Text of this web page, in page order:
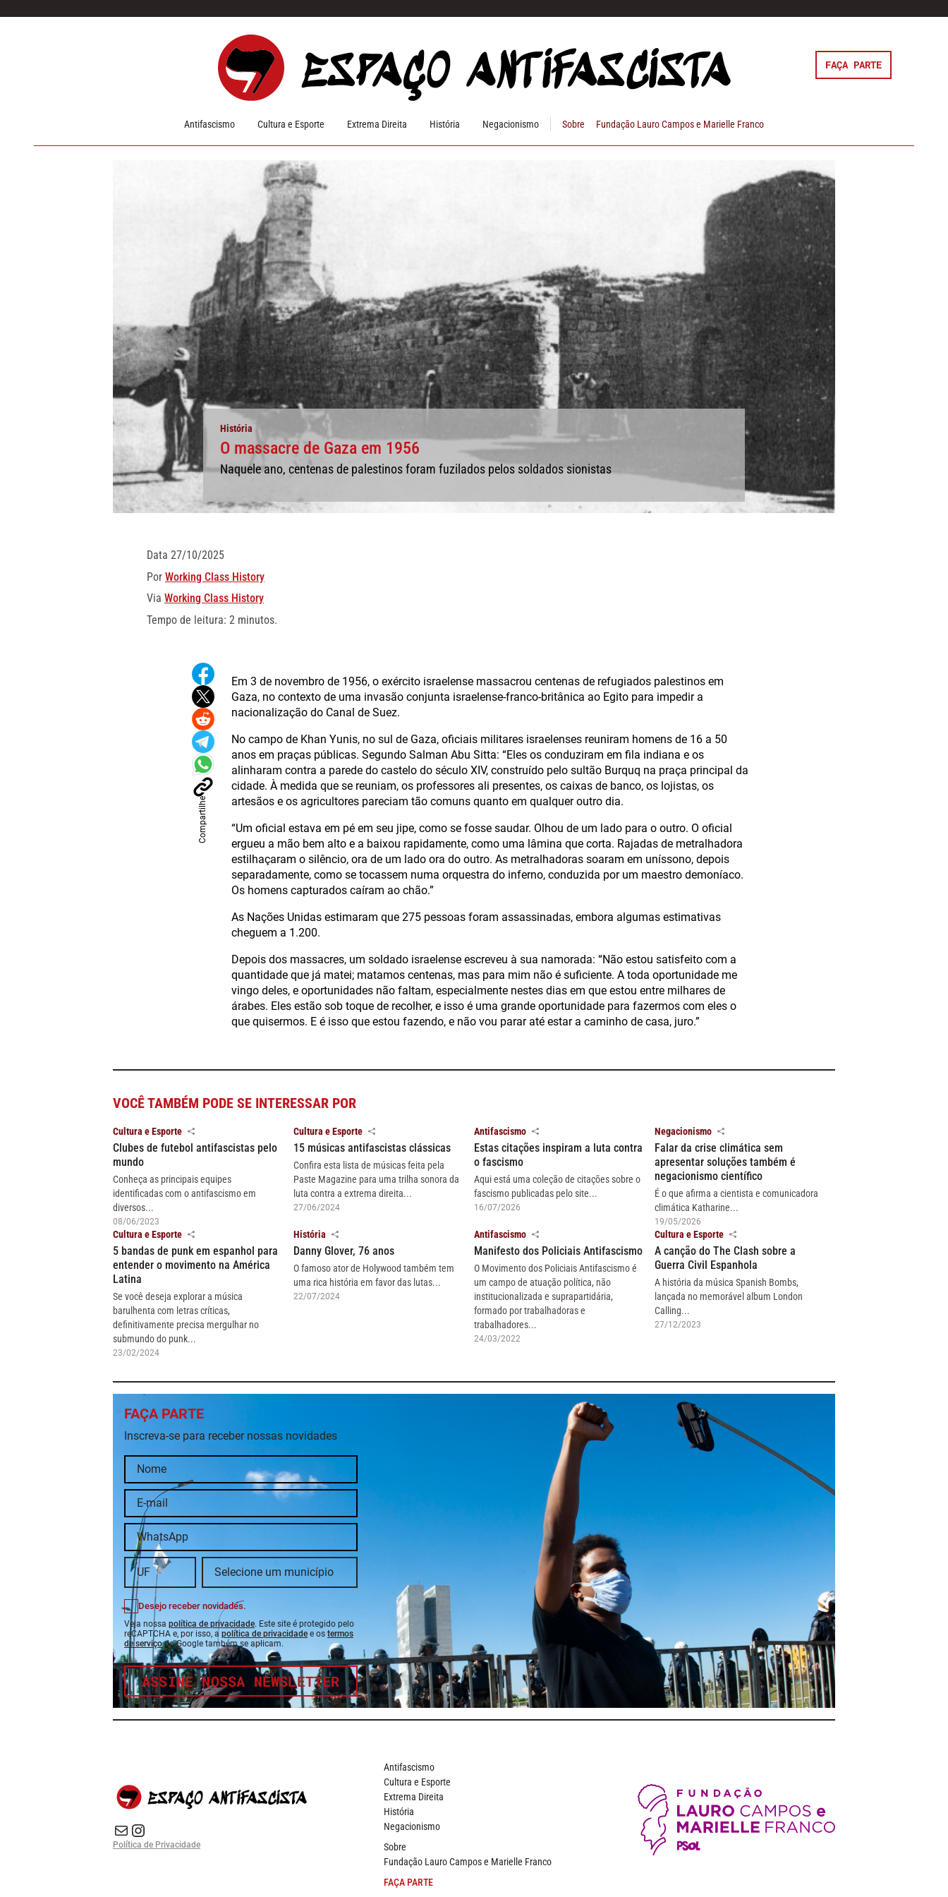
FAÇA PARTE
Antifascismo Cultura e Esporte Extrema Direita História Negacionismo Sobre Fundação Lauro Campos e Marielle Franco
História
O massacre de Gaza em 1956
Naquele ano, centenas de palestinos foram fuzilados pelos soldados sionistas
Data 27/10/2025
Por Working Class History
Via Working Class History
Tempo de leitura: 2 minutos.
Compartilhe
Em 3 de novembro de 1956, o exército israelense massacrou centenas de refugiados palestinos em
Gaza, no contexto de uma invasão conjunta israelense-franco-britânica ao Egito para impedir a
nacionalização do Canal de Suez.
No campo de Khan Yunis, no sul de Gaza, oficiais militares israelenses reuniram homens de 16 a 50
anos em praças públicas. Segundo Salman Abu Sitta: “Eles os conduziram em fila indiana e os
alinharam contra a parede do castelo do século XIV, construído pelo sultão Burquq na praça principal da
cidade. À medida que se reuniam, os professores ali presentes, os caixas de banco, os lojistas, os
artesãos e os agricultores pareciam tão comuns quanto em qualquer outro dia.
“Um oficial estava em pé em seu jipe, como se fosse saudar. Olhou de um lado para o outro. O oficial
ergueu a mão bem alto e a baixou rapidamente, como uma lâmina que corta. Rajadas de metralhadora
estilhaçaram o silêncio, ora de um lado ora do outro. As metralhadoras soaram em uníssono, depois
separadamente, como se tocassem numa orquestra do inferno, conduzida por um maestro demoníaco.
Os homens capturados caíram ao chão.”
As Nações Unidas estimaram que 275 pessoas foram assassinadas, embora algumas estimativas
cheguem a 1.200.
Depois dos massacres, um soldado israelense escreveu à sua namorada: “Não estou satisfeito com a
quantidade que já matei; matamos centenas, mas para mim não é suficiente. A toda oportunidade me
vingo deles, e oportunidades não faltam, especialmente nestes dias em que estou entre milhares de
árabes. Eles estão sob toque de recolher, e isso é uma grande oportunidade para fazermos com eles o
que quisermos. E é isso que estou fazendo, e não vou parar até estar a caminho de casa, juro.”
VOCÊ TAMBÉM PODE SE INTERESSAR POR
Cultura e Esporte
Clubes de futebol antifascistas pelo
mundo
Conheça as principais equipes
identificadas com o antifascismo em
diversos...
08/06/2023
Cultura e Esporte
15 músicas antifascistas clássicas
Confira esta lista de músicas feita pela
Paste Magazine para uma trilha sonora da
luta contra a extrema direita...
27/06/2024
Antifascismo
Estas citações inspiram a luta contra
o fascismo
Aqui está uma coleção de citações sobre o
fascismo publicadas pelo site...
16/07/2026
Negacionismo
Falar da crise climática sem
apresentar soluções também é
negacionismo científico
É o que afirma a cientista e comunicadora
climática Katharine...
19/05/2026
Cultura e Esporte
5 bandas de punk em espanhol para
entender o movimento na América
Latina
Se você deseja explorar a música
barulhenta com letras críticas,
definitivamente precisa mergulhar no
submundo do punk...
23/02/2024
História
Danny Glover, 76 anos
O famoso ator de Holywood também tem
uma rica história em favor das lutas...
22/07/2024
Antifascismo
Manifesto dos Policiais Antifascismo
O Movimento dos Policiais Antifascismo é
um campo de atuação política, não
institucionalizada e suprapartidária,
formado por trabalhadoras e
trabalhadores...
24/03/2022
Cultura e Esporte
A canção do The Clash sobre a
Guerra Civil Espanhola
A história da música Spanish Bombs,
lançada no memorável album London
Calling...
27/12/2023
FAÇA PARTE
Inscreva-se para receber nossas novidades
Desejo receber novidades.
Veja nossa política de privacidade. Este site é protegido pelo
reCAPTCHA e, por isso, a política de privacidade e os termos
de serviçodo Google também se aplicam.
ASSINE NOSSA NEWSLETTER
E-mail Instagram do Espaço Antifascista
Política de Privacidade
Antifascismo
Cultura e Esporte
Extrema Direita
História
Negacionismo
Sobre
Fundação Lauro Campos e Marielle Franco
FAÇA PARTE